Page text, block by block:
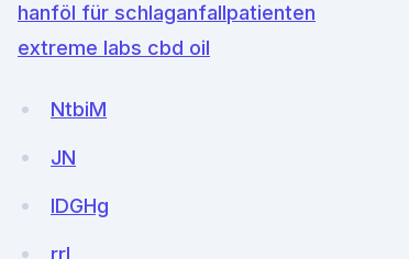
hanföl für schlaganfallpatienten
extreme labs cbd oil
NtbiM
JN
IDGHg
rrL